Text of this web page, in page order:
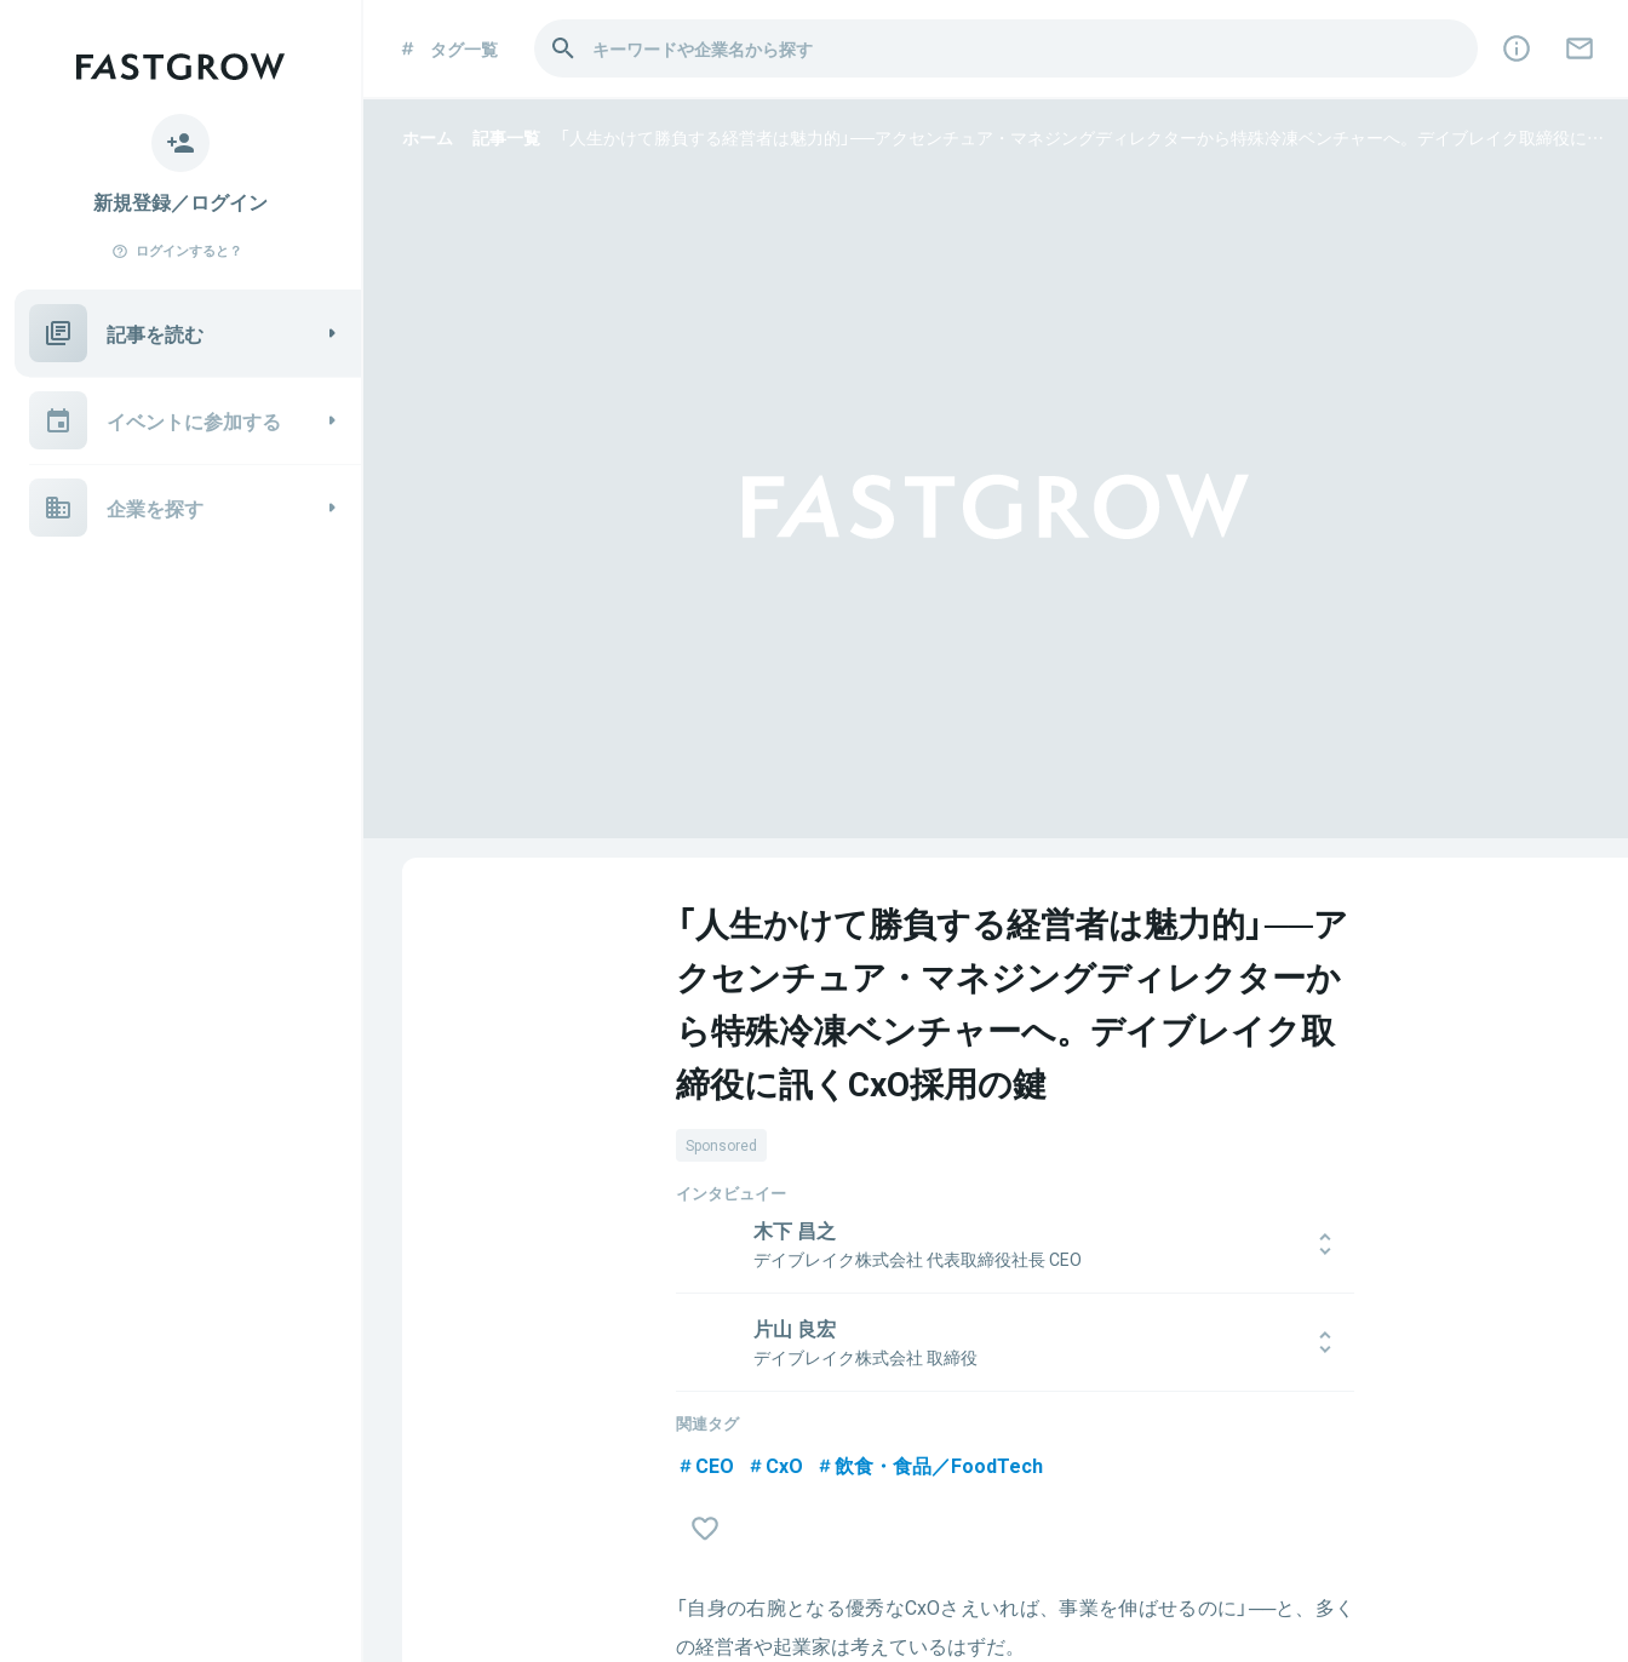
新規登録／ログイン
ログインすると？
記事を読む
イベントに参加する
企業を探す
タグ一覧
ホーム 記事一覧 「人生かけて勝負する経営者は魅力的」──アクセンチュア・マネジングディレクターから特殊冷凍ベンチャーへ。デイブレイク取締役に訊くCxO採用の鍵
「人生かけて勝負する経営者は魅力的」──ア
クセンチュア・マネジングディレクターか
ら特殊冷凍ベンチャーへ。デイブレイク取
締役に訊くCxO採用の鍵
Sponsored
インタビュイー
木下 昌之
デイブレイク株式会社 代表取締役社長 CEO
る傍ら自分にしかできないビジネスを模索。30歳の東南アジア旅行で露店に並ぶ大量の
フルーツが廃棄される実情を知り、フードロスへの問題意識に火が付く。2013年7月に特
関連情報をみる
片山 良宏
デイブレイク株式会社 取締役
（Accenture Song Sales & Serviceプラクティス日本統括）を歴任。20年間に渡り、主に
DX、営業・マーケティング改革、海外進出/現地事業立ち上げ支援、サプライチェーン戦
（MBA）、Harvard Business School Executive Education修了（PLD）。グロービス経営大
関連タグ
CEO CxO 飲食・食品／FoodTech
「自身の右腕となる優秀なCxOさえいれば、事業を伸ばせるのに」──と、多く
の経営者や起業家は考えているはずだ。